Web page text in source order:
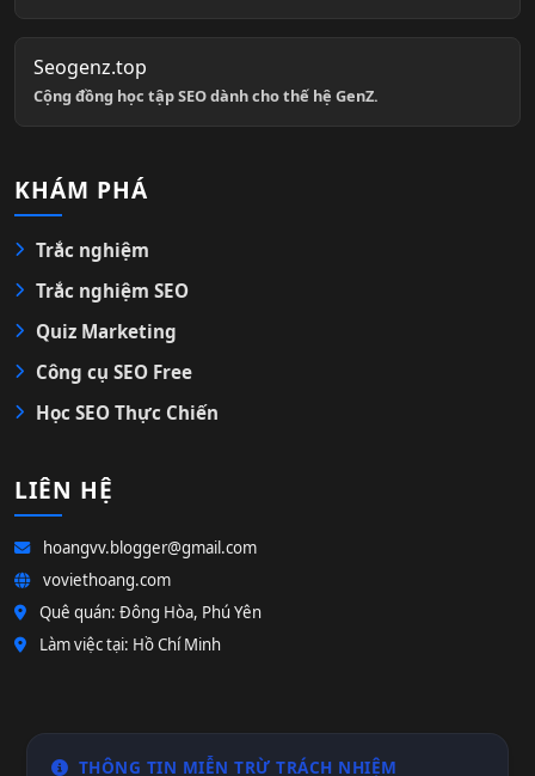
Seogenz.top
Cộng đồng học tập SEO dành cho thế hệ GenZ.
KHÁM PHÁ
Trắc nghiệm
Trắc nghiệm SEO
Quiz Marketing
Công cụ SEO Free
Học SEO Thực Chiến
LIÊN HỆ
hoangvv.blogger@gmail.com
voviethoang.com
Quê quán: Đông Hòa, Phú Yên
Làm việc tại: Hồ Chí Minh
THÔNG TIN MIỄN TRỪ TRÁCH NHIỆM